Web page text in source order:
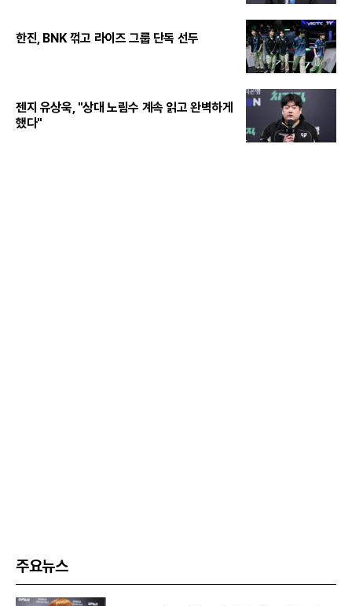
한진, BNK 꺾고 라이즈 그룹 단독 선두
젠지 유상욱, "상대 노림수 계속 읽고 완벽하게
했다"
주요뉴스